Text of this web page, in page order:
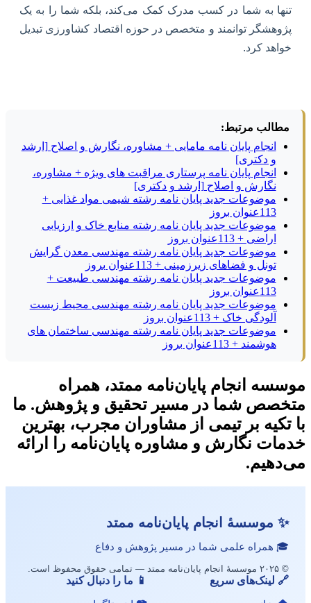
تنها به شما در کسب مدرک کمک می‌کند، بلکه شما را به یک
پژوهشگر توانمند و متخصص در حوزه اقتصاد کشاورزی تبدیل
خواهد کرد.
مطالب مرتبط:
انجام پایان نامه مامایی + مشاوره، نگارش و اصلاح [ارشد
و دکتری]
انجام پایان نامه پرستاری مراقبت های ویژه + مشاوره،
نگارش و اصلاح [ارشد و دکتری]
موضوعات جدید پایان نامه رشته شیمی مواد غذایی +
113عنوان بروز
موضوعات جدید پایان نامه رشته منابع خاک و ارزیابی
اراضی + 113عنوان بروز
موضوعات جدید پایان نامه رشته مهندسی معدن گرایش
تونل و فضاهای زیرزمینی + 113عنوان بروز
موضوعات جدید پایان نامه رشته مهندسی طبیعت +
113عنوان بروز
موضوعات جدید پایان نامه رشته مهندسی محیط زیست
آلودگی خاک + 113عنوان بروز
موضوعات جدید پایان نامه رشته مهندسی ساختمان های
هوشمند + 113عنوان بروز
موسسه انجام پایان‌نامه ممتد، همراه
متخصص شما در مسیر تحقیق و پژوهش. ما
با تکیه بر تیمی از مشاوران مجرب، بهترین
خدمات نگارش و مشاوره پایان‌نامه را ارائه
می‌دهیم.
✨ موسسهٔ انجام پایان‌نامه ممتد
🎓 همراه علمی شما در مسیر پژوهش و دفاع
© ۲۰۲۵ موسسهٔ انجام پایان‌نامه ممتد — تمامی حقوق محفوظ است.
🔗 لینک‌های سریع 📱 ما را دنبال کنید